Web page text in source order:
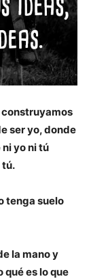
construyamos
ser yo, donde
yo ni tú
tú.
tenga suelo
la mano y
qué es lo que